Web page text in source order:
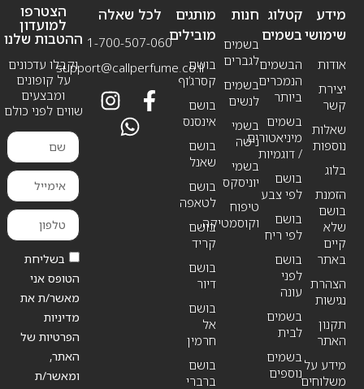
מידע
שימושי
אודות
יצירת
קשר
שאלות
נוספות
בלוג
הזמנת
בושם
שלא
קיים
באתר
הצהרת
נגישות
תקנון
האתר
מידע על
משלוחים
חנות
בשמים
לגברים
בשמים
לנשים
בשמי
נישה
בשמי
יוניסקס
טיפוח
וקוסמטיקה
קטלוג
בשמים
הבשמים
הנמכרים
ביותר
בשמים
מיניאטורים
/ דוגמיות
בושם
לפי צבע
בושם
לפי ריח
בושם
לפני
עונה
בשמים
לבית
בשמים
נוספים
מותגים
מובילים
בושם
קסרג’וף
בושם
אינסנס
בושם
שאנל
בושם
לטאפה
בושם
קריד
בושם
דיור
בושם
אל
חרמין
בושם
ברברי
לכל שאלה
1-700-507-060
support@callperfume.co.il
הצטרפו
למועדון
ההטבות שלנו
וקבלו עדכונים
על קופונים
ומבצעים
שווים לפני כולם
בשליחת
הטופס אני
מאשר/ת את
מדיניות
הפרטיות של
האתר,
ומאשר/ת